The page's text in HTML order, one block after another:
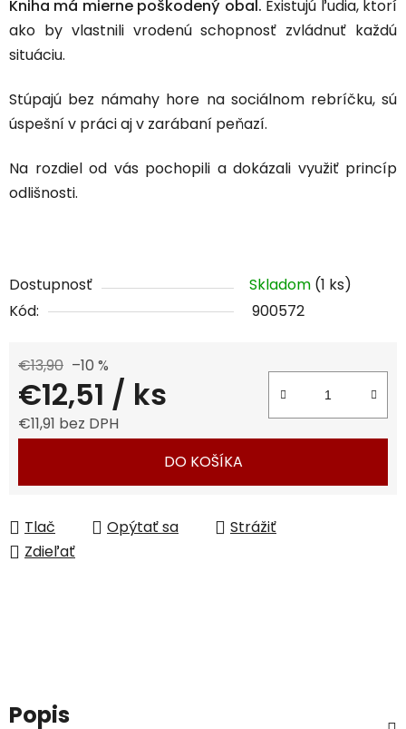
Kniha má mierne poškodený obal. Existujú ľudia, ktorí
ako by vlastnili vrodenú schopnosť zvládnuť každú
situáciu.
Stúpajú bez námahy hore na sociálnom rebríčku, sú
úspešní v práci aj v zarábaní peňazí.
Na rozdiel od vás pochopili a dokázali využiť princíp
odlišnosti.
Dostupnosť Skladom (1 ks)
Kód:
900572
€13,90 –10 %
€12,51 / ks
€11,91 bez DPH
DO KOŠÍKA
Tlač Opýtať sa
Strážiť
Zdieľať
Popis